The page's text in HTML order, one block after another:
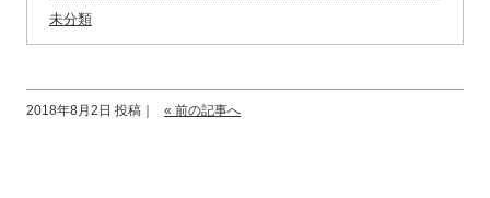
未分類
2018年8月2日 投稿｜ « 前の記事へ